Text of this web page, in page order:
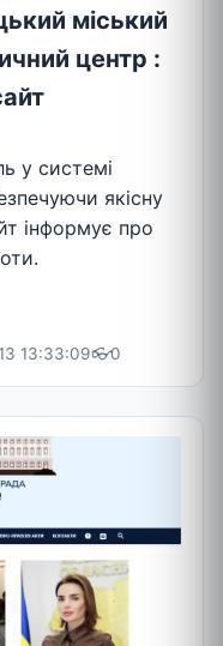
міський
центр :
у системі
якісну
інформує про
13:33:09👓0